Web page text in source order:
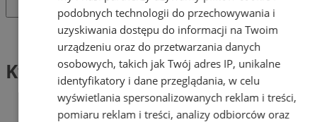
Tag: Kwalifikacja Wojskowa 2026
Kwalifikacja Wojskowa 2026 (1)
podobnych technologii do przechowywania i
uzyskiwania dostępu do informacji na Twoim
urządzeniu oraz do przetwarzania danych
osobowych, takich jak Twój adres IP, unikalne
identyfikatory i dane przeglądania, w celu
wyświetlania spersonalizowanych reklam i treści,
pomiaru reklam i treści, analizy odbiorców oraz